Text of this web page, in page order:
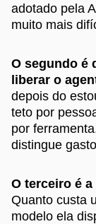
adotado pela
muito mais
O segundo é
liberar o
depois do
teto por
por
distingue
O terceiro é
Quanto custa
modelo ela